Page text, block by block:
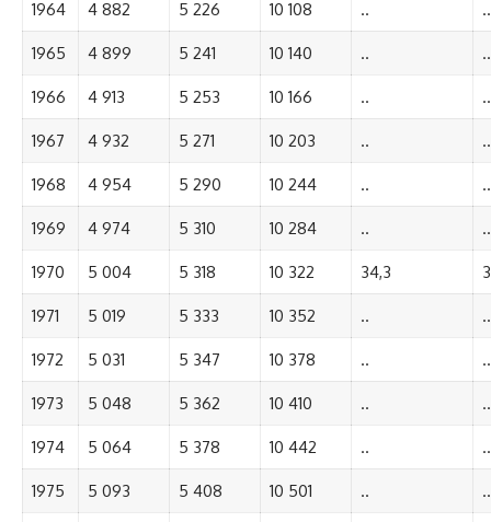
1964 4 882 5 226 10 108 .. ..
1965 4 899 5 241 10 140 .. ..
1966 4 913 5 253 10 166 .. ..
1967 4 932 5 271 10 203 .. ..
1968 4 954 5 290 10 244 .. ..
1969 4 974 5 310 10 284 .. ..
1970 5 004 5 318 10 322 34,3
1971 5 019 5 333 10 352 .. ..
1972 5 031 5 347 10 378 .. ..
1973 5 048 5 362 10 410 .. ..
1974 5 064 5 378 10 442 .. ..
1975 5 093 5 408 10 501 .. ..